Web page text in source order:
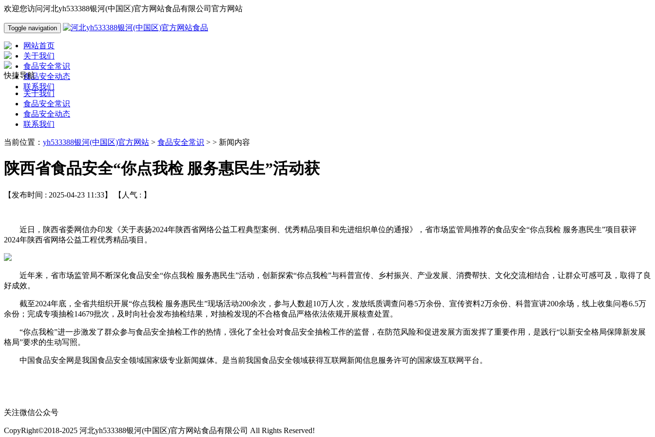
欢迎您访问河北yh533388银河(中国区)官方网站食品有限公司官方网站
Toggle navigation
网站首页
关于我们
食品安全常识
食品安全动态
联系我们
快捷导航
关于我们
食品安全常识
食品安全动态
联系我们
当前位置： yh533388银河(中国区)官方网站 > 食品安全常识 > > 新闻内容
陕西省食品安全“你点我检 服务惠民生”活动获
【发布时间 : 2025-04-23 11:33】 【人气 : 】
近日，陕西省委网信办印发《关于表扬2024年陕西省网络公益工程典型案例、优秀精品项目和先进组织单位的通报》，省市场监管局推荐的食品安全“你点我检 服务惠民生”项目获评
2024年陕西省网络公益工程优秀精品项目。
近年来，省市场监管局不断深化食品安全“你点我检 服务惠民生”活动，创新探索“你点我检”与科普宣传、乡村振兴、产业发展、消费帮扶、文化交流相结合，让群众可感可及，取得了良
好成效。
截至2024年底，全省共组织开展“你点我检 服务惠民生”现场活动200余次，参与人数超10万人次，发放纸质调查问卷5万余份、宣传资料2万余份、科普宣讲200余场，线上收集问卷6.5万
余份；完成专项抽检14679批次，及时向社会发布抽检结果，对抽检发现的不合格食品严格依法依规开展核查处置。
“你点我检”进一步激发了群众参与食品安全抽检工作的热情，强化了全社会对食品安全抽检工作的监督，在防范风险和促进发展方面发挥了重要作用，是践行“以新安全格局保障新发展
格局”要求的生动写照。
中国食品安全网是我国食品安全领域国家级专业新闻媒体。是当前我国食品安全领域获得互联网新闻信息服务许可的国家级互联网平台。
关注微信公众号
CopyRight©2018-2025 河北yh533388银河(中国区)官方网站食品有限公司 All Rights Reserved!